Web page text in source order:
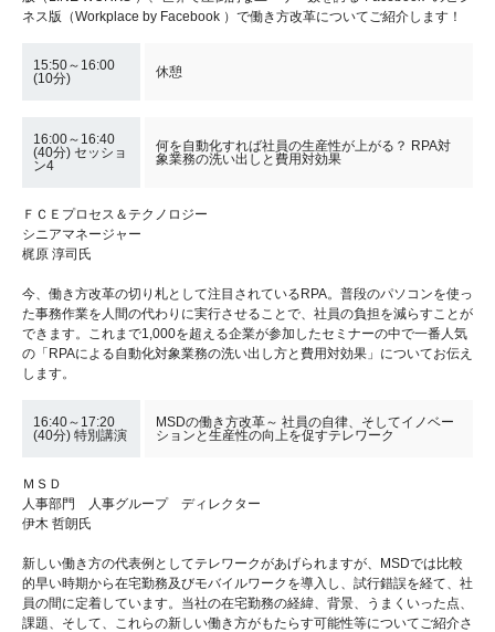
ネス版（Workplace by Facebook ）で働き方改革についてご紹介します！
15:50～16:00
(10分)
休憩
16:00～16:40
(40分) セッショ
ン4
何を自動化すれば社員の生産性が上がる？ RPA対
象業務の洗い出しと費用対効果
ＦＣＥプロセス＆テクノロジー
シニアマネージャー
梶原 淳司氏
今、働き方改革の切り札として注目されているRPA。普段のパソコンを使っ
た事務作業を人間の代わりに実行させることで、社員の負担を減らすことが
できます。これまで1,000を超える企業が参加したセミナーの中で一番人気
の「RPAによる自動化対象業務の洗い出し方と費用対効果」についてお伝え
します。
16:40～17:20
(40分) 特別講演
MSDの働き方改革～ 社員の自律、そしてイノベー
ションと生産性の向上を促すテレワーク
ＭＳＤ
人事部門 人事グループ ディレクター
伊木 哲朗氏
新しい働き方の代表例としてテレワークがあげられますが、MSDでは比較
的早い時期から在宅勤務及びモバイルワークを導入し、試行錯誤を経て、社
員の間に定着しています。当社の在宅勤務の経緯、背景、うまくいった点、
課題、そして、これらの新しい働き方がもたらす可能性等についてご紹介さ